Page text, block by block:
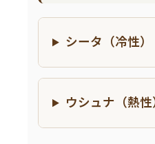
シータ（冷性）
ウシュナ（熱性